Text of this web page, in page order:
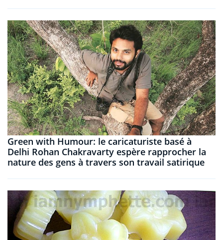
Green with Humour: le caricaturiste basé à
Delhi Rohan Chakravarty espère rapprocher la
nature des gens à travers son travail satirique